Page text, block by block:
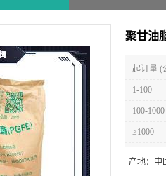
聚甘油
起订量 (
1-100
100-1000
≥1000
产地： 中